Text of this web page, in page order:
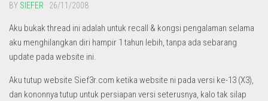
BY SIEFER · 26/11/2008
Aku bukak thread ini adalah untuk recall & kongsi pengalaman selama
aku menghilangkan diri hampir 1 tahun lebih, tanpa ada sebarang
update pada website ini.
Aku tutup website Sief3r.com ketika website ni pada versi ke-13 (X3),
dan kononnya tutup untuk persiapan versi seterusnya, kalo tak silap